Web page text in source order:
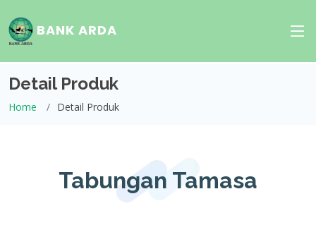
BANK ARDA
Detail Produk
Home Detail Produk
Tabungan Tamasa